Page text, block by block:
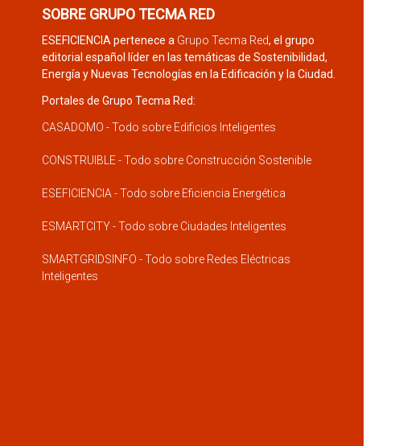
SOBRE GRUPO TECMA RED
ESEFICIENCIA pertenece a Grupo Tecma Red, el grupo
editorial español líder en las temáticas de Sostenibilidad,
Energía y Nuevas Tecnologías en la Edificación y la Ciudad.
Portales de Grupo Tecma Red:
CASADOMO - Todo sobre Edificios Inteligentes
CONSTRUIBLE - Todo sobre Construcción Sostenible
ESEFICIENCIA - Todo sobre Eficiencia Energética
ESMARTCITY - Todo sobre Ciudades Inteligentes
SMARTGRIDSINFO - Todo sobre Redes Eléctricas
Inteligentes